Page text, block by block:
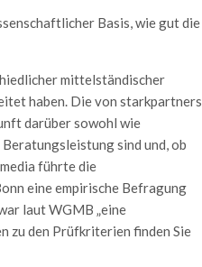
Basis, wie gut die
mittelständischer
haben. Die von starkpartners
darüber sowohl wie
sind und, ob
führte die
eine empirische Befragung
laut WGMB „eine
zu den Prüfkriterien finden Sie